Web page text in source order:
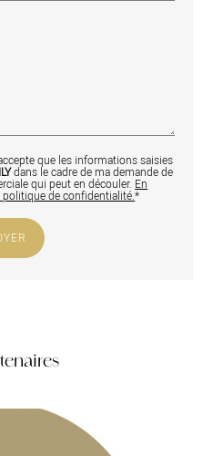
que les informations saisies
dans le cadre de ma demande de
qui peut en découler. En
de confidentialité.*